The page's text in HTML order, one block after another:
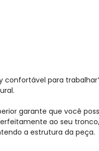
para
garante que você
ao seu
a estrutura da peça.